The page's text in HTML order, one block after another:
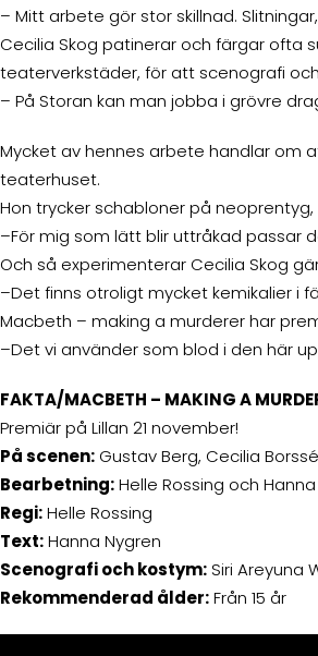
– Mitt arbete gör stor skillnad.
Cecilia Skog patinerar och färgar ofta
teaterverkstäder, för att scenografi
– På Storan kan man jobba i grövre
Mycket av hennes arbete handlar om
teaterhuset.
Hon trycker schabloner på
–För mig som lätt blir uttråkad passar
Och så experimenterar Cecilia Skog
–Det finns otroligt mycket kemikalier i
Macbeth – making a murderer har
–Det vi använder som blod i den här
FAKTA/MACBETH – MAKING A
Premiär på Lillan 21 november!
På scenen: Gustav Berg, Cecilia
Bearbetning:Helle Rossing och
Regi:Helle Rossing
Text:Hanna Nygren
Scenografi och kostym:Siri Areyuna
Rekommenderad ålder:Från 15 år